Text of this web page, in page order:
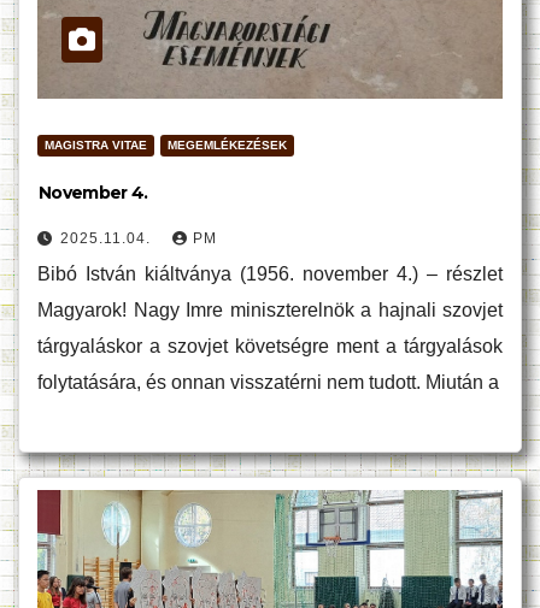
MAGISTRA VITAE MEGEMLÉKEZÉSEK
November 4.
2025.11.04. PM
Bibó István kiáltványa (1956. november 4.) – részlet
Magyarok! Nagy Imre miniszterelnök a hajnali szovjet
tárgyaláskor a szovjet követségre ment a tárgyalások
folytatására, és onnan visszatérni nem tudott. Miután a